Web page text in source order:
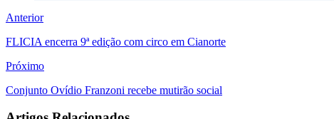
Anterior
FLICIA encerra 9ª edição com circo em Cianorte
Próximo
Conjunto Ovídio Franzoni recebe mutirão social